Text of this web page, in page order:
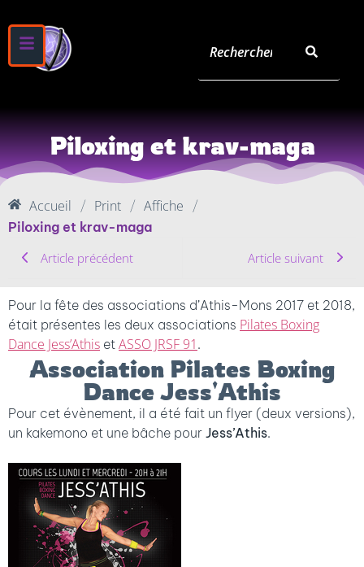
Piloxing et krav-maga
Accueil / Print / Affiche
/
Piloxing et krav-maga
Article précédent
Article suivant
Pour la fête des associations d’Athis-Mons 2017 et 2018,
était présentes les deux associations Pilates Boxing
Dance Jess’Athis et ASSO JRSF 91 .
Association Pilates Boxing
Dance Jess'Athis
Pour cet évènement, il a été fait un flyer (deux versions),
un kakemono et une bâche pour Jess’Athis.